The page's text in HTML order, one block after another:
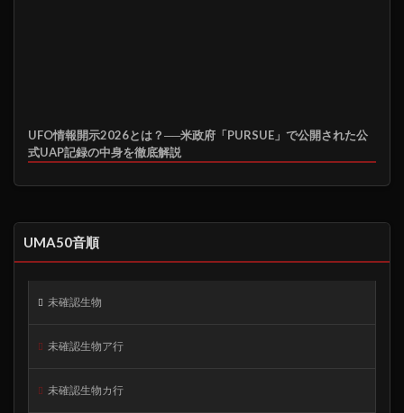
UFO情報開示2026とは？──米政府「PURSUE」で公開された公
式UAP記録の中身を徹底解説
UMA50音順
未確認生物
未確認生物ア行
未確認生物カ行